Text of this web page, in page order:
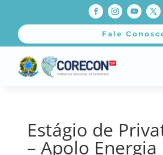
Fale
Estágio de
– Apolo Energia